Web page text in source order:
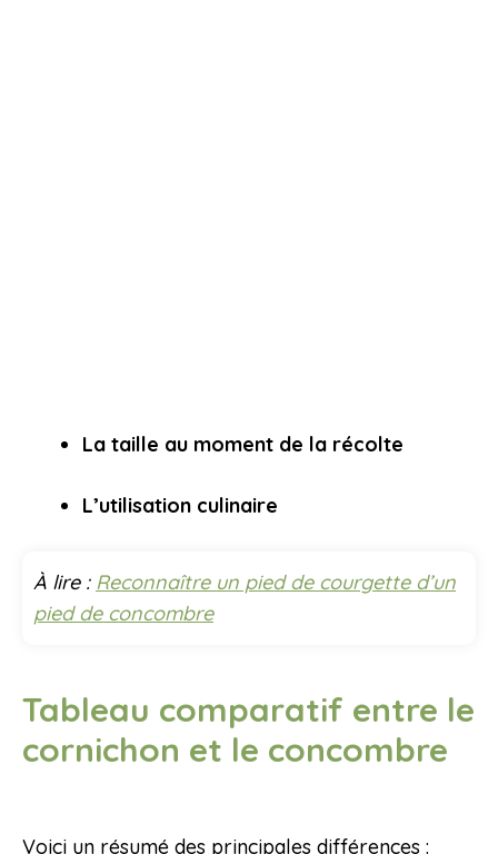
La taille au moment de la récolte
L’utilisation culinaire
À lire : Reconnaître un pied de courgette d’un
pied de concombre
Tableau comparatif entre le
cornichon et le concombre
Voici un résumé des principales différences :